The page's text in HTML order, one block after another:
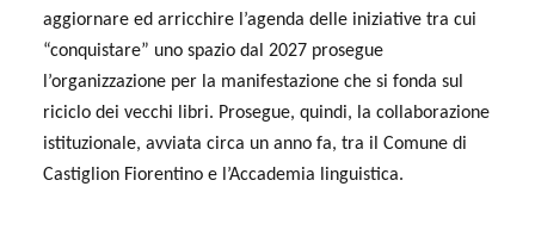
aggiornare ed arricchire l’agenda delle iniziative tra cui
“conquistare” uno spazio dal 2027 prosegue
l’organizzazione per la manifestazione che si fonda sul
riciclo dei vecchi libri. Prosegue, quindi, la collaborazione
istituzionale, avviata circa un anno fa, tra il Comune di
Castiglion Fiorentino e l’Accademia linguistica.